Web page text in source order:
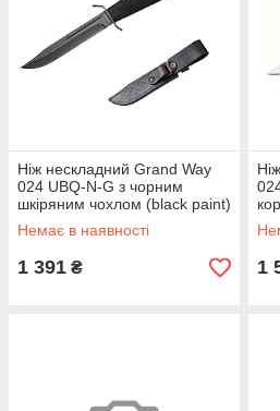
Ніж нескладний Grand Way
024 UBQ-N-G з чорним
шкіряним чохлом (black paint)
ASG
Немає в наявності
1 391 ₴ 1